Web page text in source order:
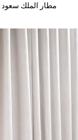
مطار الملك سعود